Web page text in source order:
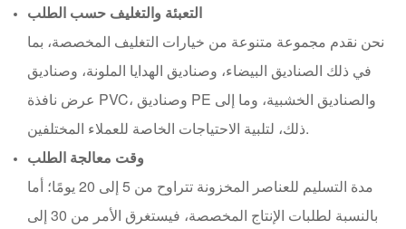
التعبئة والتغليف حسب الطلب
نحن نقدم مجموعة متنوعة من خيارات التغليف المخصصة، بما
في ذلك الصناديق البيضاء، وصناديق الهدايا الملونة، وصناديق
عرض نافذة PVC، وصناديق PE والصناديق الخشبية، وما إلى
ذلك، لتلبية الاحتياجات الخاصة للعملاء المختلفين.
وقت معالجة الطلب
مدة التسليم للعناصر المخزونة تتراوح من 5 إلى 20 يومًا؛ أما
بالنسبة لطلبات الإنتاج المخصصة، فيستغرق الأمر من 30 إلى